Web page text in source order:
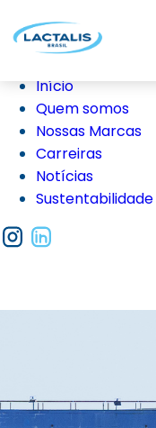
Início
Quem somos
Nossas Marcas
Carreiras
Notícias
Sustentabilidade